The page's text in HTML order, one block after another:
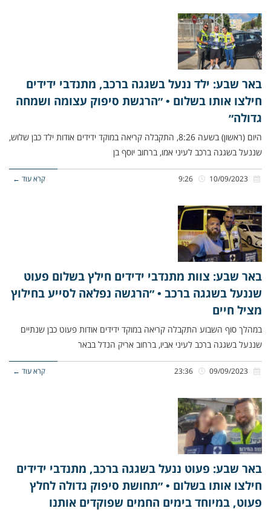
באר שבע: ילד ננעל בשגגה ברכב, מתנדבי ידידים
חילצו אותו בשלום • ״הרגשת סיפוק עצומה ושמחה
גדולה״
היום (ראשון) בשעה 8:26, התקבלה קריאה במוקד ידידים אודות ילד כבן שלוש,
שננעל בשגגה ברכב לעיני אמו, ברחוב יוסף בן
קרא עוד ←
באר שבע: צוות מתנדבי ידידים חילץ בשלום פעוט
שננעל בשגגה ברכב • ״הרגשה נפלאה לסייע בחילוץ
מציל חיים
במהלך סוף השבוע התקבלה קריאה במוקד ידידים אודות פעוט כבן שנתיים
שננעל בשגגה ברכב לעיני אביו, ברחוב אריק הנדל בבאר
קרא עוד ←
באר שבע: פעוט ננעל בשגגה ברכב, מתנדבי ידידים
חילצו אותו בשלום • ״תחושת סיפוק גדולה לחלץ
פעוט, במיוחד בימים החמים שפוקדים אותנו